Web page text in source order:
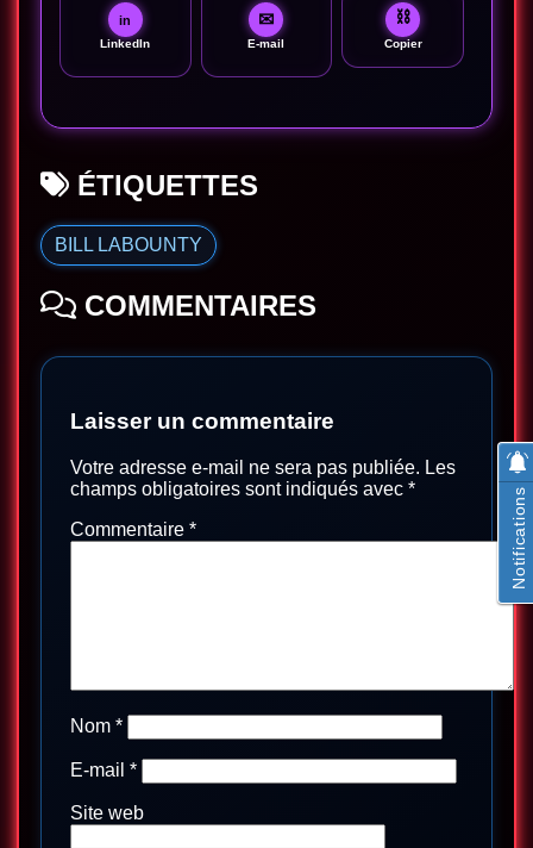
in
LinkedIn
✉
E-mail
⛓
Copier
ÉTIQUETTES
BILL LABOUNTY
COMMENTAIRES
Laisser un commentaire
Votre adresse e-mail ne sera pas publiée. Les
champs obligatoires sont indiqués avec *
Commentaire *
Nom *
E-mail *
Site web
Notifications